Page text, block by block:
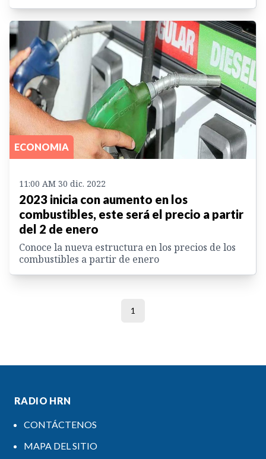
ECONOMIA
11:00 AM 30 dic. 2022
2023 inicia con aumento en los
combustibles, este será el precio a partir
del 2 de enero
Conoce la nueva estructura en los precios de los
combustibles a partir de enero
1
RADIO HRN
CONTÁCTENOS
MAPA DEL SITIO